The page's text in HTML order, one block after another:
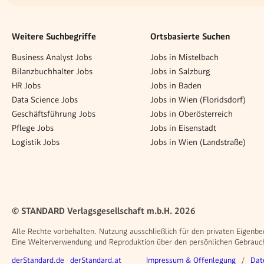
Weitere Suchbegriffe
Business Analyst Jobs
Bilanzbuchhalter Jobs
HR Jobs
Data Science Jobs
Geschäftsführung Jobs
Pflege Jobs
Logistik Jobs
Ortsbasierte Suchen
Jobs in Mistelbach
Jobs in Salzburg
Jobs in Baden
Jobs in Wien (Floridsdorf)
Jobs in Oberösterreich
Jobs in Eisenstadt
Jobs in Wien (Landstraße)
© STANDARD Verlagsgesellschaft m.b.H. 2026
Alle Rechte vorbehalten. Nutzung ausschließlich für den privaten
Eine Weiterverwendung und Reproduktion über den persönlichen
Weitere Angebote
derStandard.de derStandard.at Rechtliches
Impressum & Offenlegung